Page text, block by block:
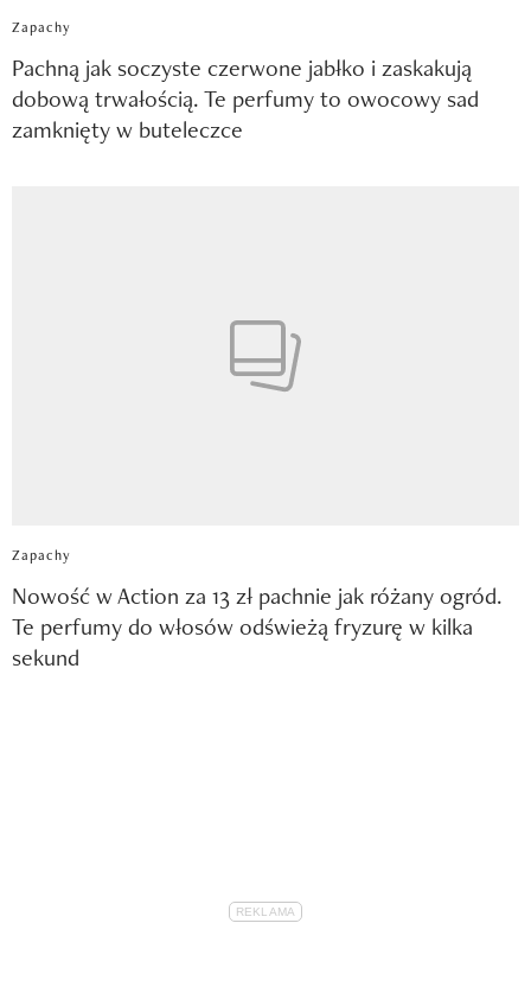
Zapachy
Pachną jak soczyste czerwone jabłko i zaskakują
dobową trwałością. Te perfumy to owocowy sad
zamknięty w buteleczce
Zapachy
Nowość w Action za 13 zł pachnie jak różany ogród.
Te perfumy do włosów odświeżą fryzurę w kilka
sekund